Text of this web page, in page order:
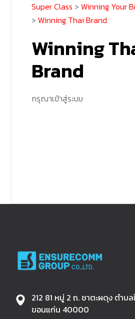
Super Class >Winning Your
>Winning Thai Brand
Winning
Brand
กรุณาเข้าสู่ระบบ
212 81 หมู่ 2 ถ. ชาตะผดุง ตำบล
ขอนแก่น 40000